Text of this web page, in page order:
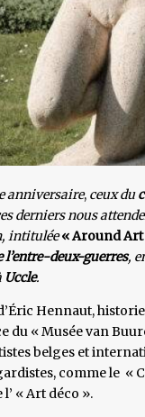
anniversaire, ceux du
derniers nous
intitulée« Around
deux-guerres,
Uccle.
Hennaut,
du « Musée van
belges et
comme le «
« Art déco ».